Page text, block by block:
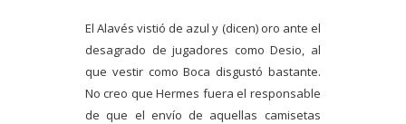
El Alavés vistió de azul y (dicen) oro ante el
desagrado de jugadores como Desio, al
que vestir como Boca disgustó bastante.
No creo que Hermes fuera el responsable
de que el envío de aquellas camisetas